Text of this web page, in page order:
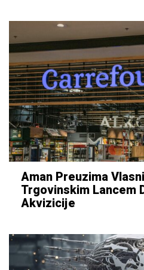
Aman Preuzima
Trgovinskim Lancem
Akvizicije